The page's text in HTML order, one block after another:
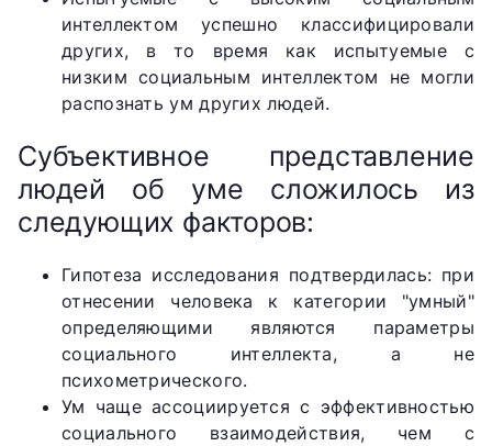
интеллектом успешно классифицировали
других, в то время как испытуемые с
низким социальным интеллектом не могли
распознать ум других людей.
Субъективное представление
людей об уме сложилось из
следующих факторов:
Гипотеза исследования подтвердилась: при
отнесении человека к категории "умный"
определяющими являются параметры
социального интеллекта, а не
психометрического.
Ум чаще ассоциируется с эффективностью
социального взаимодействия, чем с